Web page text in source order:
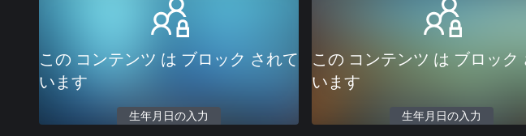
この コンテンツ は ブロック されて
います
生年月日の入力
この コンテンツ は ブロック
います
生年月日の入力